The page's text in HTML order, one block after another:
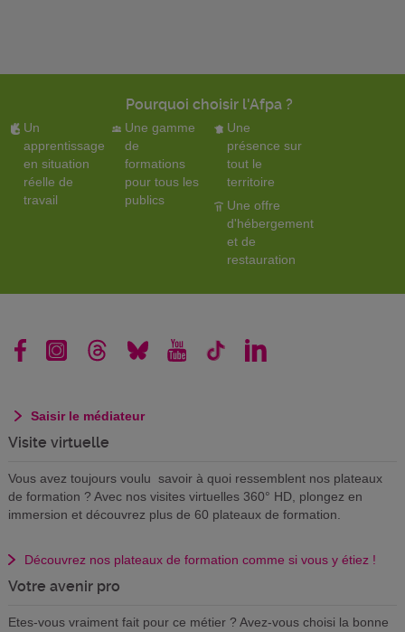
Pourquoi choisir l'Afpa ?
Un
apprentissage
en situation
réelle de
travail
Une gamme
de
formations
pour tous les
publics
Une
présence sur
tout le
territoire
Une offre
d'hébergement
et de
restauration
Saisir le médiateur
Visite virtuelle
Vous avez toujours voulu savoir à quoi ressemblent nos plateaux
de formation ? Avec nos visites virtuelles 360° HD, plongez en
immersion et découvrez plus de 60 plateaux de formation.
Découvrez nos plateaux de formation comme si vous y étiez !
Votre avenir pro
Etes-vous vraiment fait pour ce métier ? Avez-vous choisi la bonne